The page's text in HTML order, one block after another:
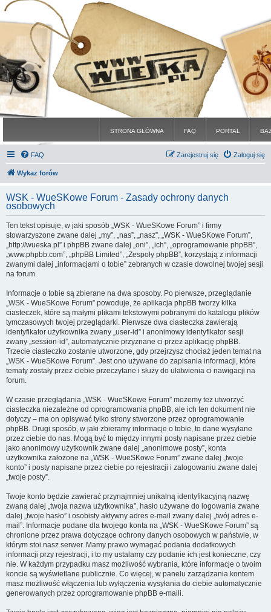
STRONA GŁÓWNA FAQ PORTAL
FAQ Zaloguj się
Zarejestruj się
Wykaz forów
WSK - WueSKowe Forum - Zasady ochrony danych
osobowych
Ten tekst opisuje, w jaki sposób „WSK - WueSKowe Forum” i firmy
stowarzyszone zwane dalej „my”, „nas”, „nasz”, „WSK - WueSKowe Forum”,
„http://wueska.pl” i phpBB zwane dalej „oni”, „ich”, „oprogramowanie phpBB”,
„www.phpbb.com”, „phpBB Limited”, „Zespoły phpBB”, korzystają z informacji
zwanymi dalej „informacjami o tobie” zebranych w czasie dowolnej twojej sesji
na forum.
Informacje o tobie są zbierane na dwa sposoby. Po pierwsze, przeglądanie
„WSK - WueSKowe Forum” powoduje, że aplikacja phpBB tworzy kilka
ciasteczek, które są małymi plikami tekstowymi pobranymi do katalogu plików
tymczasowych twojej przeglądarki. Pierwsze dwa ciasteczka zawierają
identyfikator użytkownika zwany „user-id” i anonimowy identyfikator sesji
zwany „session-id”, automatycznie przyznane ci przez aplikację phpBB.
Trzecie ciasteczko zostanie utworzone, gdy przejrzysz chociaż jeden temat na
„WSK - WueSKowe Forum”. Jest ono używane do zapisania informacji, które
tematy zostały przez ciebie przeczytane i służy do ułatwienia ci nawigacji na
forum.
W czasie przeglądania „WSK - WueSKowe Forum” możemy też utworzyć
ciasteczka niezależne od oprogramowania phpBB, ale ich ten dokument nie
dotyczy – ma on opisywać tylko strony stworzone przez oprogramowanie
phpBB. Drugi sposób, w jaki zbieramy informacje o tobie, to dane wysyłane
przez ciebie do nas. Mogą być to między innymi posty napisane przez ciebie
jako anonimowy użytkownik zwane dalej „anonimowe posty”, konta
użytkownika założone na „WSK - WueSKowe Forum” zwane dalej „twoje
konto” i posty napisane przez ciebie po rejestracji i zalogowaniu zwane dalej
„twoje posty”.
Twoje konto będzie zawierać przynajmniej unikalną identyfikacyjną nazwę
zwaną dalej „twoja nazwa użytkownika”, hasło używane do logowania zwane
dalej „twoje hasło” i osobisty aktywny adres e-mail zwany dalej „twój adres e-
mail”. Informacje podane dla twojego konta na „WSK - WueSKowe Forum” są
chronione przez prawa dotyczące ochrony danych osobowych w państwie, w
którym stoi nasz serwer. Mamy prawo wymagać podania dodatkowych
informacji przy rejestracji, i to my ustalamy czy podanie ich jest konieczne, czy
nie. W każdym przypadku masz możliwość wybrania, które informacje o twoim
koncie są wyświetlane publicznie. Co więcej, w panelu zarządzania kontem
masz możliwość włączenia lub wyłączenia wysyłania do ciebie automatycznie
generowanych przez oprogramowanie phpBB e-maili.